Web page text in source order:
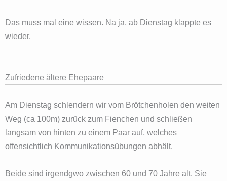
Das muss mal eine wissen. Na ja, ab Dienstag klappte es
wieder.
Zufriedene ältere Ehepaare
Am Dienstag schlendern wir vom Brötchenholen den weiten
Weg (ca 100m) zurück zum Fienchen und schließen
langsam von hinten zu einem Paar auf, welches
offensichtlich Kommunikationsübungen abhält.
Beide sind irgendgwo zwischen 60 und 70 Jahre alt. Sie